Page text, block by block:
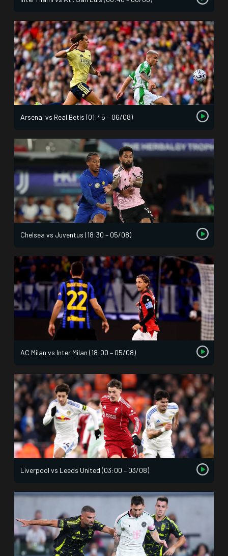
Arsenal vs Real Betis (01:45 – 06/08)
Chelsea vs Juventus (18:30 – 05/08)
AC Milan vs Inter Milan (18:00 – 05/08)
Liverpool vs Leeds United (03:00 – 03/08)